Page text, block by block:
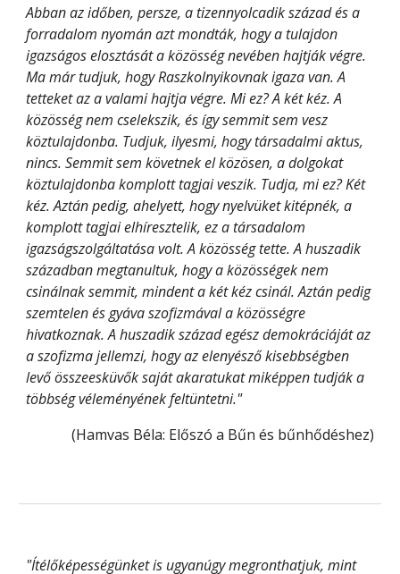
Abban az időben, persze, a tizennyolcadik század és a
forradalom nyomán azt mondták, hogy a tulajdon
igazságos elosztását a közösség nevében hajtják végre.
Ma már tudjuk, hogy Raszkolnyikovnak igaza van. A
tetteket az a valami hajtja végre. Mi ez? A két kéz. A
közösség nem cselekszik, és így semmit sem vesz
köztulajdonba. Tudjuk, ilyesmi, hogy társadalmi aktus,
nincs. Semmit sem követnek el közösen, a dolgokat
köztulajdonba komplott tagjai veszik. Tudja, mi ez? Két
kéz. Aztán pedig, ahelyett, hogy nyelvüket kitépnék, a
komplott tagjai elhíresztelik, ez a társadalom
igazságszolgáltatása volt. A közösség tette. A huszadik
században megtanultuk, hogy a közösségek nem
csinálnak semmit, mindent a két kéz csinál. Aztán pedig
szemtelen és gyáva szofizmával a közösségre
hivatkoznak. A huszadik század egész demokráciáját az
a szofizma jellemzi, hogy az elenyésző kisebbségben
levő összeesküvők saját akaratukat miképpen tudják a
többség véleményének feltüntetni."
(Hamvas Béla: Előszó a Bűn és bűnhődéshez)
"Ítélőképességünket is ugyanúgy megronthatjuk, mint